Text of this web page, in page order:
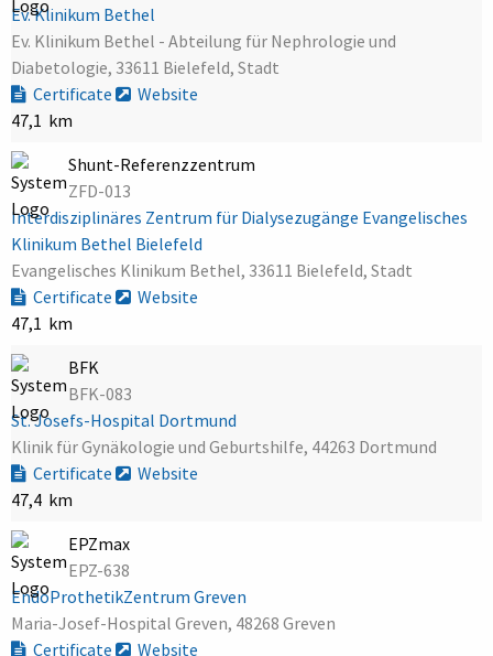
Ev. Klinikum Bethel
Ev. Klinikum Bethel - Abteilung für Nephrologie und
Diabetologie, 33611 Bielefeld, Stadt
Certificate
Website
47,1 km
Shunt-Referenzzentrum
ZFD-013
Interdisziplinäres Zentrum für Dialysezugänge Evangelisches
Klinikum Bethel Bielefeld
Evangelisches Klinikum Bethel, 33611 Bielefeld, Stadt
Certificate
Website
47,1 km
BFK
BFK-083
St. Josefs-Hospital Dortmund
Klinik für Gynäkologie und Geburtshilfe, 44263 Dortmund
Certificate
Website
47,4 km
EPZmax
EPZ-638
EndoProthetikZentrum Greven
Maria-Josef-Hospital Greven, 48268 Greven
Certificate
Website